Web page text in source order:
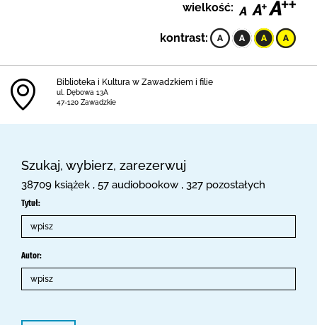
wielkość:
kontrast:
Biblioteka i Kultura w Zawadzkiem i filie
ul. Dębowa 13A
47-120 Zawadzkie
Szukaj, wybierz, zarezerwuj
38709 książek , 57 audiobookow , 327 pozostałych
Tytuł:
Autor: